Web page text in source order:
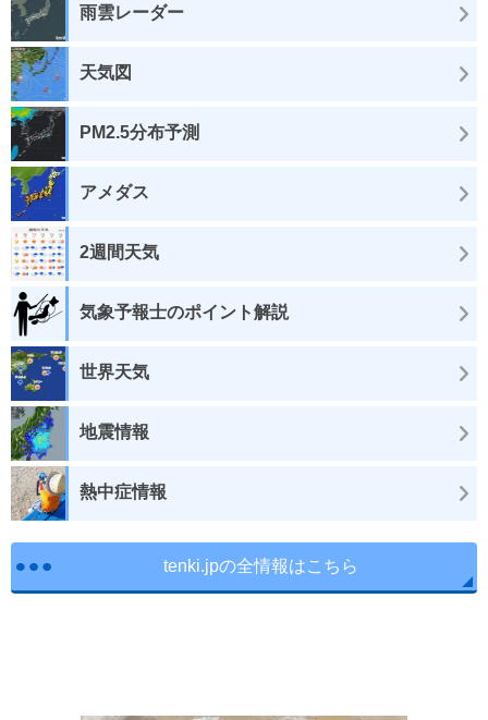
雨雲レーダー
天気図
PM2.5分布予測
アメダス
2週間天気
気象予報士のポイント解説
世界天気
地震情報
熱中症情報
tenki.jpの全情報はこちら